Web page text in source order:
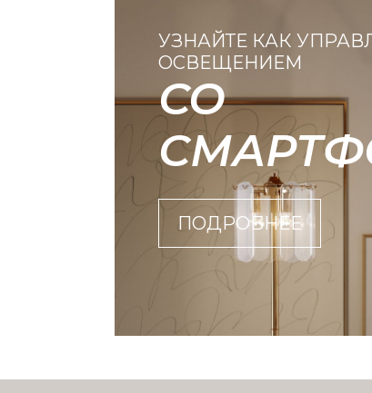
УЗНАЙТЕ КАК
ОСВЕЩЕНИЕМ
СО
ПОДРОБНЕЕ